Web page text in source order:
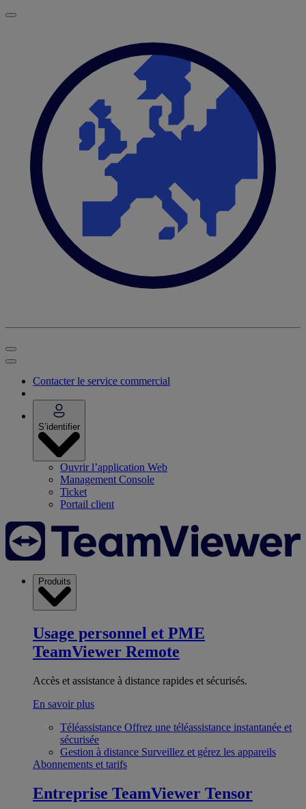
Contacter le service commercial
S’identifier
Ouvrir l’application Web
Management Console
Ticket
Portail client
Produits
Usage personnel et PME
TeamViewer Remote
Accès et assistance à distance rapides et sécurisés.
En savoir plus
Téléassistance Offrez une téléassistance instantanée et
sécurisée
Gestion à distance Surveillez et gérez les appareils
Abonnements et tarifs
Entreprise TeamViewer Tensor